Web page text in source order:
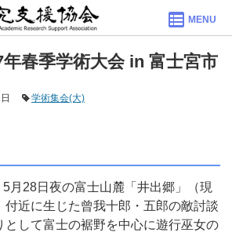
MENU
春季学術大会 in 富士宮市
学術集会(大)
月28日夜の富士山麓「井出郷」（現
付近に生じた曾我十郎・五郎の敵討談
として富士の裾野を中心に遊行巫女の